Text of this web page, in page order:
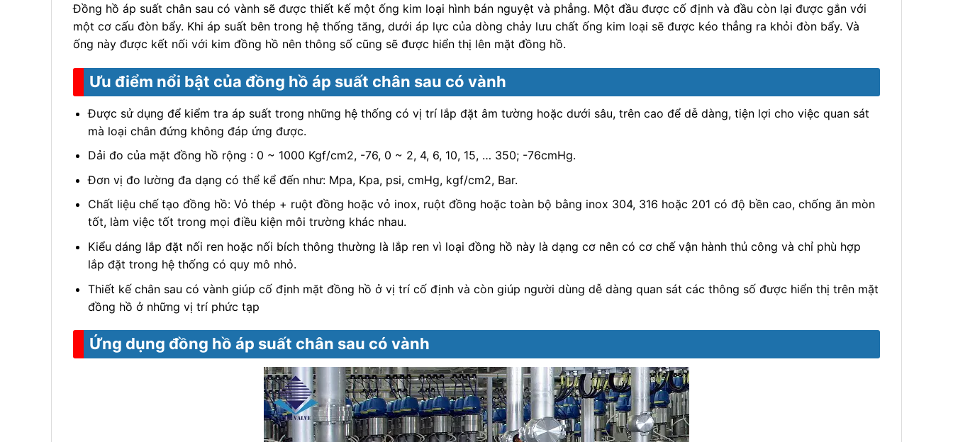
Đồng hồ áp suất chân sau có vành sẽ được thiết kế một ống kim loại hình bán nguyệt và phẳng. Một đầu được cố định và đầu còn lại được gắn với
một cơ cấu đòn bẩy. Khi áp suất bên trong hệ thống tăng, dưới áp lực của dòng chảy lưu chất ống kim loại sẽ được kéo thẳng ra khỏi đòn bẩy. Và
ống này được kết nối với kim đồng hồ nên thông số cũng sẽ được hiển thị lên mặt đồng hồ.
Ưu điểm nổi bật của đồng hồ áp suất chân sau có vành
Được sử dụng để kiểm tra áp suất trong những hệ thống có vị trí lắp đặt âm tường hoặc dưới sâu, trên cao để dễ dàng, tiện lợi cho việc quan sát
mà loại chân đứng không đáp ứng được.
Dải đo của mặt đồng hồ rộng : 0 ~ 1000 Kgf/cm2, -76, 0 ~ 2, 4, 6, 10, 15, … 350; -76cmHg.
Đơn vị đo lường đa dạng có thể kể đến như: Mpa, Kpa, psi, cmHg, kgf/cm2, Bar.
Chất liệu chế tạo đồng hồ: Vỏ thép + ruột đồng hoặc vỏ inox, ruột đồng hoặc toàn bộ bằng inox 304, 316 hoặc 201 có độ bền cao, chống ăn mòn
tốt, làm việc tốt trong mọi điều kiện môi trường khác nhau.
Kiểu dáng lắp đặt nối ren hoặc nối bích thông thường là lắp ren vì loại đồng hồ này là dạng cơ nên có cơ chế vận hành thủ công và chỉ phù hợp
lắp đặt trong hệ thống có quy mô nhỏ.
Thiết kế chân sau có vành giúp cố định mặt đồng hồ ở vị trí cố định và còn giúp người dùng dễ dàng quan sát các thông số được hiển thị trên mặt
đồng hồ ở những vị trí phức tạp
Ứng dụng đồng hồ áp suất chân sau có vành